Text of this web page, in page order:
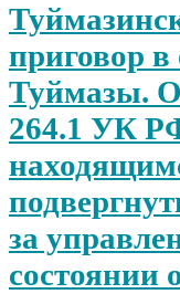
приговор
Туймазы.
264.1 УК
за
состоянии